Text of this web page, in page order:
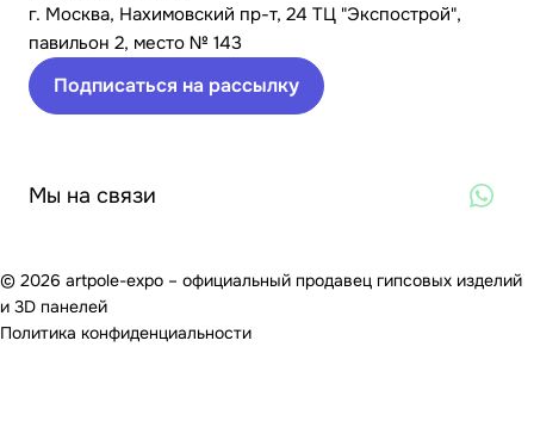
г. Москва, Нахимовский пр-т, 24 ТЦ "Экспострой",
павильон 2, место № 143
Подписаться на рассылку
Мы на связи
© 2026 artpole-expo – официальный продавец гипсовых изделий
и 3D панелей
Политика конфиденциальности